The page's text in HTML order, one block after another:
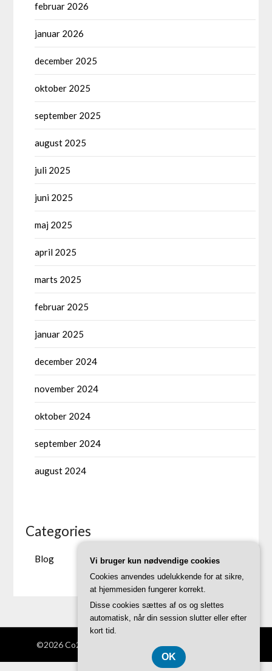
februar 2026
januar 2026
december 2025
oktober 2025
september 2025
august 2025
juli 2025
juni 2025
maj 2025
april 2025
marts 2025
februar 2025
januar 2025
december 2024
november 2024
oktober 2024
september 2024
august 2024
Categories
Blog
©2026 Co2neutral-fb.dk | Theme bySuperbThemes
Vi bruger kun nødvendige cookies
Cookies anvendes udelukkende for at sikre,
at hjemmesiden fungerer korrekt.
Disse cookies sættes af os og slettes
automatisk, når din session slutter eller efter
kort tid.
OK